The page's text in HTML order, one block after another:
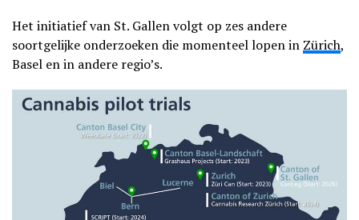
Het initiatief van St. Gallen volgt op zes andere
soortgelijke onderzoeken die momenteel lopen in Zürich,
Basel en in andere regio’s.